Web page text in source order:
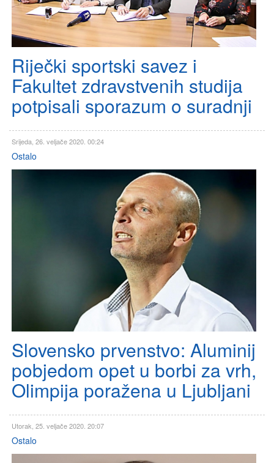
Riječki sportski savez i
Fakultet zdravstvenih studija
potpisali sporazum o suradnji
Srijeda, 26. veljače 2020. 00:24
Ostalo
Slovensko prvenstvo: Aluminij
pobjedom opet u borbi za vrh,
Olimpija poražena u Ljubljani
Utorak, 25. veljače 2020. 20:07
Ostalo